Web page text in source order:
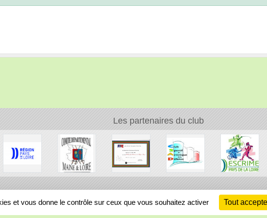
Les partenaires du club
et vous donne le contrôle sur ceux que vous souhaitez activer Tout